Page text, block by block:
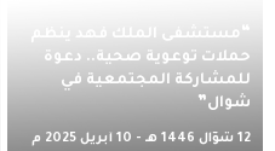
“مستشفى الملك فهد ينظم
حملات توعوية صحية.. دعوة
للمشاركة المجتمعية في
شوال”
12 شوّال 1446 هـ - 10 أبريل 2025 م